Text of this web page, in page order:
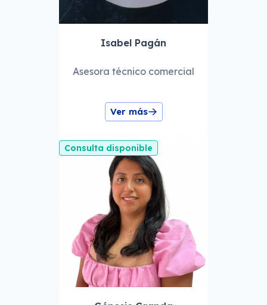
Isabel Pagán
Asesora técnico comercial
Ver más
Consulta disponible